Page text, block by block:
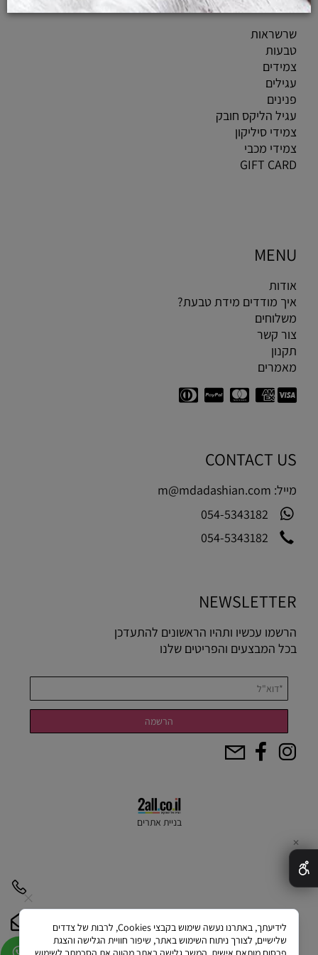
שרשראות
טבעות
צמידים
עגילים
פנינים
עגיל הליקס חובק
צמידי סיליקון
צמידי מכבי
GIFT CARD
MENU
אודות
איך מודדים מידת טבעת?
משלוחים
צור קשר
תקנון
מאמרים
CONTACT US
מייל: m@mdadashian.com
054-5343182
054-5343182
NEWSLETTER
הרשמו עכשיו ותהיו הראשונים להתעדכן
בכל המבצעים והפריטים שלנו
בניית אתרים
✕
לידיעתך, באתרנו נעשה שימוש בקבצי Cookies, לרבות של צדדים
שלישיים, לצורך ניתוח השימוש באתר, שיפור חוויית הגלישה והצגת